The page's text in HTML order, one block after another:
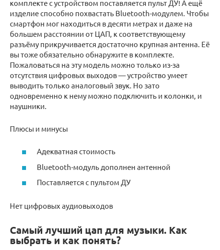
комплекте с устройством поставляется пульт ДУ! А ещё
изделие способно похвастать Bluetooth-модулем. Чтобы
смартфон мог находиться в десяти метрах и даже на
большем расстоянии от ЦАП, к соответствующему
разъёму прикручивается достаточно крупная антенна. Её
вы тоже обязательно обнаружите в комплекте.
Пожаловаться на эту модель можно только из-за
отсутствия цифровых выходов — устройство умеет
выводить только аналоговый звук. Но зато
одновременно к нему можно подключить и колонки, и
наушники.
Плюсы и минусы
Адекватная стоимость
Bluetooth-модуль дополнен антенной
Поставляется с пультом ДУ
Нет цифровых аудиовыходов
Самый лучший цап для музыки. Как
выбрать и как понять?